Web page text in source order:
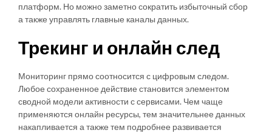
платформ. Но можно заметно сократить избыточный сбор
а также управлять главные каналы данных.
Трекинг и онлайн след
Мониторинг прямо соотносится с цифровым следом.
Любое сохраненное действие становится элементом
сводной модели активности с сервисами. Чем чаще
применяются онлайн ресурсы, тем значительнее данных
накапливается а также тем подробнее развивается